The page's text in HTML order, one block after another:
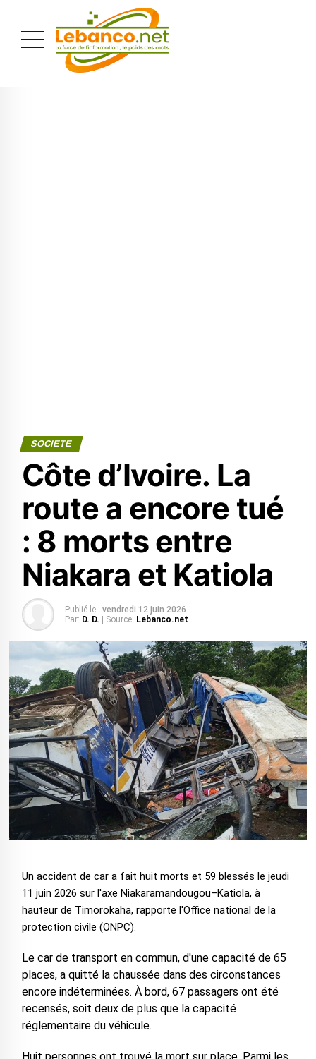
SOCIETE
Côte d’Ivoire. La
route a encore tué
: 8 morts entre
Niakara et Katiola
Publié le : vendredi 12 juin 2026
Par: D. D. | Source: Lebanco.net
Un accident de car a fait huit morts et 59 blessés le jeudi
11 juin 2026 sur l'axe Niakaramandougou–Katiola, à
hauteur de Timorokaha, rapporte l'Office national de la
protection civile (ONPC).
Le car de transport en commun, d'une capacité de 65
places, a quitté la chaussée dans des circonstances
encore indéterminées. À bord, 67 passagers ont été
recensés, soit deux de plus que la capacité
réglementaire du véhicule.